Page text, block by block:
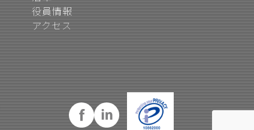
役員情報
アクセス